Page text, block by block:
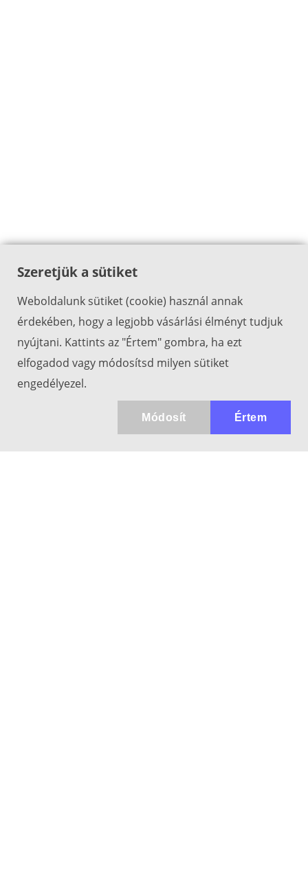
Szeretjük a sütiket
Weboldalunk sütiket (cookie) használ annak
érdekében, hogy a legjobb vásárlási élményt tudjuk
nyújtani. Kattints az "Értem" gombra, ha ezt
elfogadod vagy módosítsd milyen sütiket
engedélyezel.
Értem
Módosít